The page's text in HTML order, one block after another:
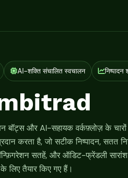
AI-शक्ति संचालित स्वचालन निष्पादन
बॉट्स और AI-सहायक वर्कफ़्लोज़ के
करता है, जो सटीक निष्पादन, सतत
सतहें, और ऑडिट-फ्रेंडली सारांश
लिए तैयार किए गए हैं।